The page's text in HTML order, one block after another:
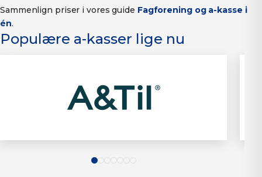
Sammenlign priser i vores guide Fagforening og a-kasse i
én.
Populære a-kasser lige nu